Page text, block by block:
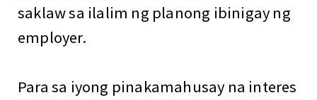
saklaw sa ilalim ng planong ibinigay ng
employer.
Para sa iyong pinakamahusay na interes